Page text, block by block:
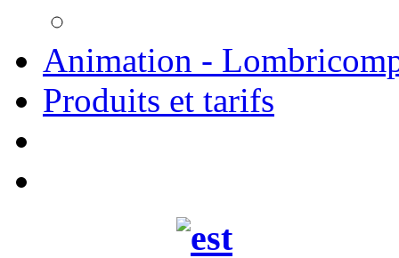
Animation -
Produits et tarifs